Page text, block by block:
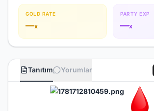
GOLD RATE
—x
PARTY EXP
—x
Tanıtım Yorumlar